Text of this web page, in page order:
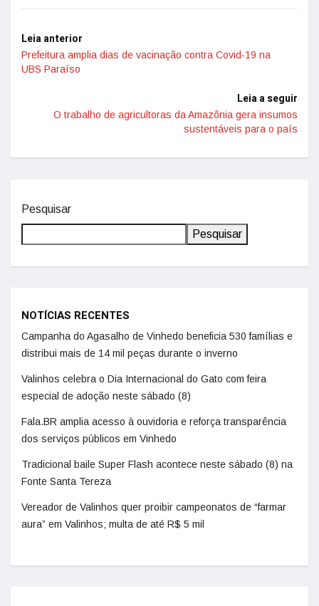
Leia anterior
Prefeitura amplia dias de vacinação contra Covid-19 na
UBS Paraíso
Leia a seguir
O trabalho de agricultoras da Amazônia gera insumos
sustentáveis para o país
Pesquisar
Pesquisar
NOTÍCIAS RECENTES
Campanha do Agasalho de Vinhedo beneficia 530 famílias e
distribui mais de 14 mil peças durante o inverno
Valinhos celebra o Dia Internacional do Gato com feira
especial de adoção neste sábado (8)
Fala.BR amplia acesso à ouvidoria e reforça transparência
dos serviços públicos em Vinhedo
Tradicional baile Super Flash acontece neste sábado (8) na
Fonte Santa Tereza
Vereador de Valinhos quer proibir campeonatos de “farmar
aura” em Valinhos; multa de até R$ 5 mil